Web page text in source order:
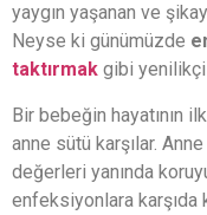
yaygın yaşanan ve
Neyse ki günümüzde
taktırmak gibi yenilikçi
Bir bebeğin hayatının
anne sütü karşılar.
değerleri yanında
enfeksiyonlara karşıda